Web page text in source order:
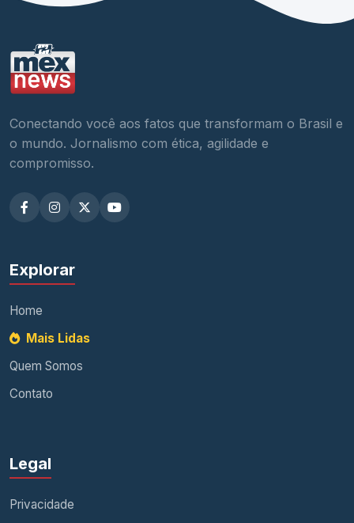
Conectando você aos fatos que transformam o Brasil e
o mundo. Jornalismo com ética, agilidade e
compromisso.
Explorar
Home
Mais Lidas
Quem Somos
Contato
Legal
Privacidade